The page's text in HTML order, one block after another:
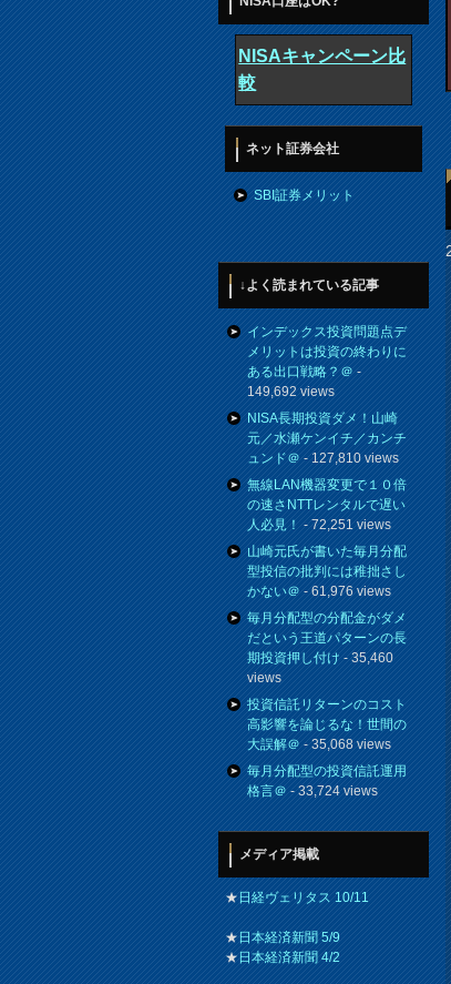
NISAキャンペーン比
較
ネット証券会社
SBI証券メリット
↓よく読まれている記事
インデックス投資問題点デ
メリットは投資の終わりに
ある出口戦略？＠-
149,692 views
NISA長期投資ダメ！山崎
元／水瀬ケンイチ／カンチ
ュンド＠- 127,810 views
無線LAN機器変更で１０倍
の速さNTTレンタルで遅い
人必見！- 72,251 views
山崎元氏が書いた毎月分配
型投信の批判には稚拙さし
かない＠- 61,976 views
毎月分配型の分配金がダメ
だという王道パターンの長
期投資押し付け- 35,460
views
投資信託リターンのコスト
高影響を論じるな！世間の
大誤解＠- 35,068 views
毎月分配型の投資信託運用
格言＠- 33,724 views
メディア掲載
★日経ヴェリタス 10/11
★日本経済新聞 5/9
★日本経済新聞 4/2